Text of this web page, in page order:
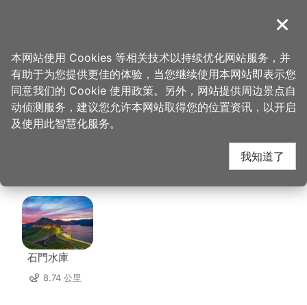
導覽
首页 > 想去的地方 > 美食、购物 > 大溪老街文创咖 美食咖啡馆
大溪老街文创咖 美食咖
啡馆 周边景点
石門水庫
8.74 公里
关闭
本网站使用 Cookies 等相关技术以持续优化网站服务，并
有助于为您提供更佳的体验，当您继续使用本网站即表示您
同意我们的 Cookie 使用政策。另外，网站提供周边景点自
动侦测服务，建议您允许本网站取得您的位置资讯，以开启
及使用此智慧化服务。
我知道了